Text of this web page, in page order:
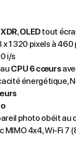
,OLEDtout
1 320 pixels à 460
i/s
CPU 6 cœurs
éner­gétique,
photo obéit au
MIMO 4x4, Wi‑Fi 7